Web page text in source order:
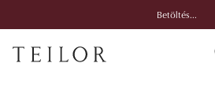
Betöltés...